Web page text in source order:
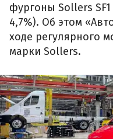
фургоны Sollers
4,7%). Об этом
ходе регулярного
марки Sollers.